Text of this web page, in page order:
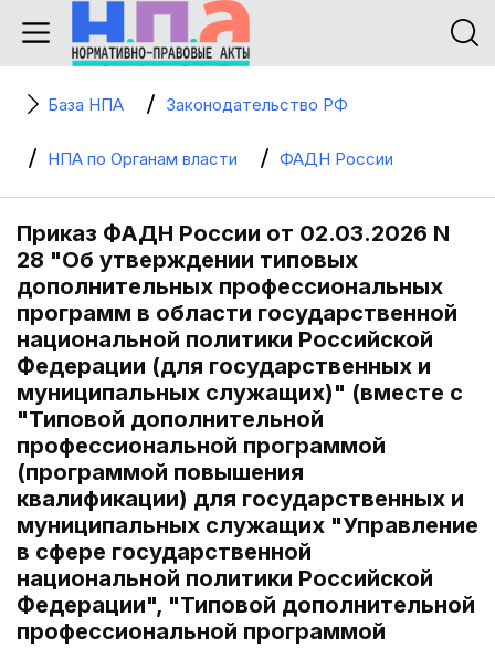
База НПА Законодательство РФ
НПА по Органам власти ФАДН России
Приказ ФАДН России от 02.03.2026 N
28 "Об утверждении типовых
дополнительных профессиональных
программ в области государственной
национальной политики Российской
Федерации (для государственных и
муниципальных служащих)" (вместе с
"Типовой дополнительной
профессиональной программой
(программой повышения
квалификации) для государственных и
муниципальных служащих "Управление
в сфере государственной
национальной политики Российской
Федерации", "Типовой дополнительной
профессиональной программой